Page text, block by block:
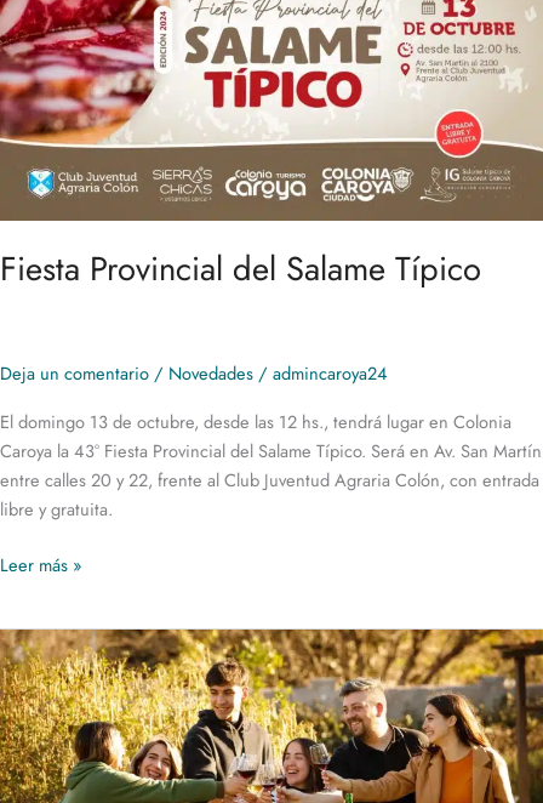
Fiesta Provincial del Salame Típico
Deja un comentario / Novedades / admincaroya24
El domingo 13 de octubre, desde las 12 hs., tendrá lugar en Colonia
Caroya la 43° Fiesta Provincial del Salame Típico. Será en Av. San Martín
entre calles 20 y 22, frente al Club Juventud Agraria Colón, con entrada
libre y gratuita.
Salame
Típico
Leer más »
El
Camino
del
Vino
en
Colonia